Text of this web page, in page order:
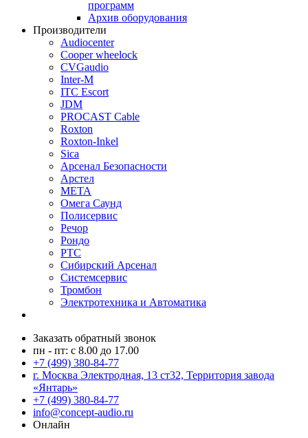
программ
Архив оборудования
Производители
Audiocenter
Cooper wheelock
CVGaudio
Inter-M
ITC Escort
JDM
PROCAST Cable
Roxton
Roxton-Inkel
Sica
Арсенал Безопасности
Арстел
МЕТА
Омега Саунд
Полисервис
Речор
Рондо
РТС
Сибирский Арсенал
Системсервис
Тромбон
Электротехника и Автоматика
Заказать обратный звонок
пн - пт: с 8.00 до 17.00
+7 (499) 380-84-77
г. Москва Электродная, 13 ст32, Территория завода
«Янтарь»
+7 (499) 380-84-77
info@concept-audio.ru
Онлайн